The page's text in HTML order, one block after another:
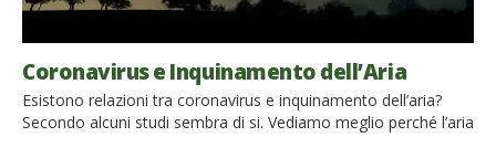
Coronavirus e Inquinamento dell’Aria
Esistono relazioni tra coronavirus e inquinamento dell’aria?
Secondo alcuni studi sembra di si. Vediamo meglio perché l’aria